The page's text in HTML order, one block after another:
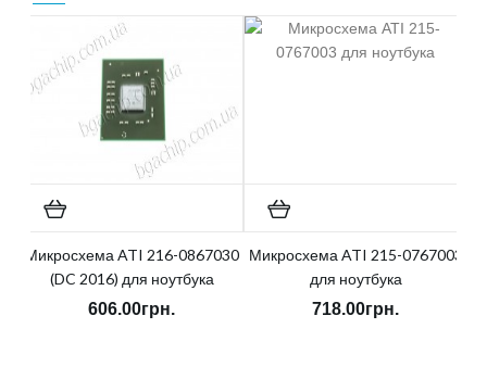
Микросхема ATI 216-0867030
(DC 2016) для ноутбука
606.00грн.
Микросхема ATI 215-0767003
для ноутбука
718.00грн.